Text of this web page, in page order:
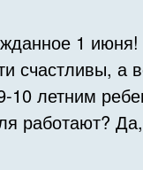
1
счастливы, а
10 летним
работают?